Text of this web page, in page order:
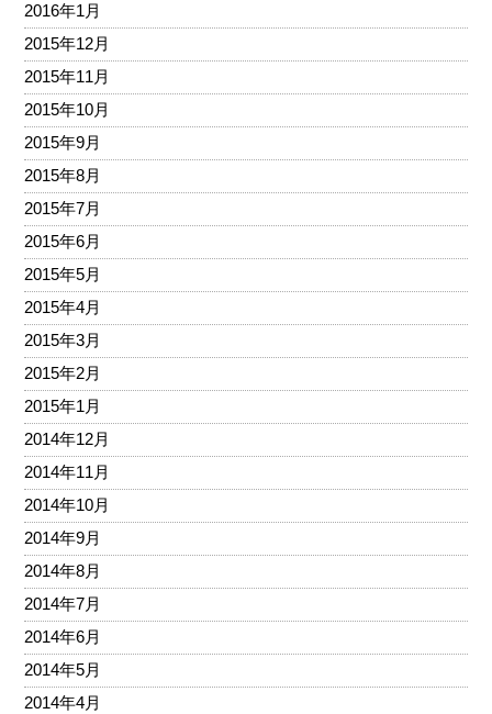
2016年1月
2015年12月
2015年11月
2015年10月
2015年9月
2015年8月
2015年7月
2015年6月
2015年5月
2015年4月
2015年3月
2015年2月
2015年1月
2014年12月
2014年11月
2014年10月
2014年9月
2014年8月
2014年7月
2014年6月
2014年5月
2014年4月